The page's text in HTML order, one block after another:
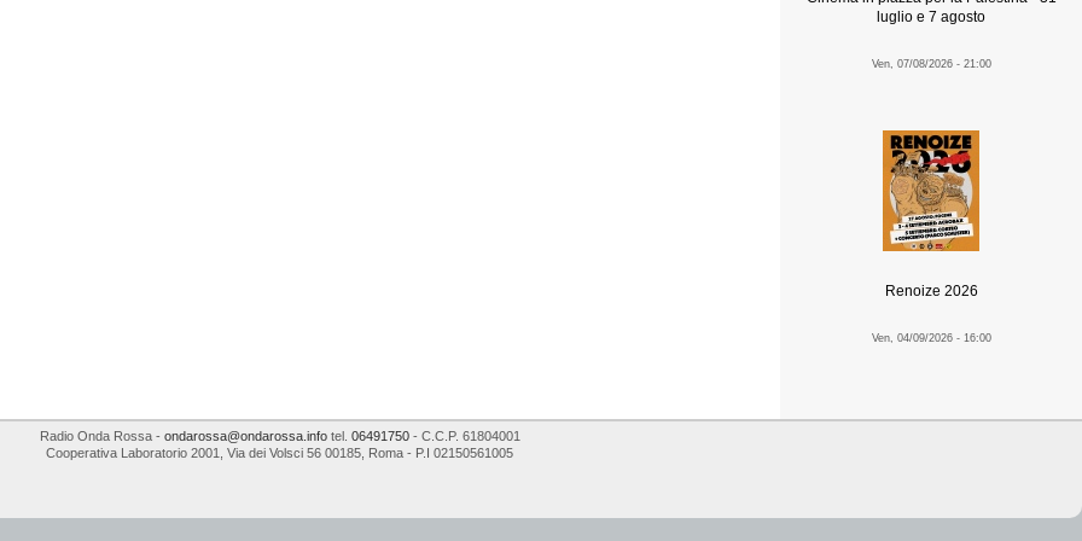
luglio e 7 agosto
Ven, 07/08/2026 - 21:00
Renoize 2026
Ven, 04/09/2026 - 16:00
Radio Onda Rossa- ondarossa@ondarossa.infotel. 06491750- C.C.P. 61804001
Cooperativa Laboratorio 2001
Via dei Volsci 56 00185 Roma - P.I 02150561005